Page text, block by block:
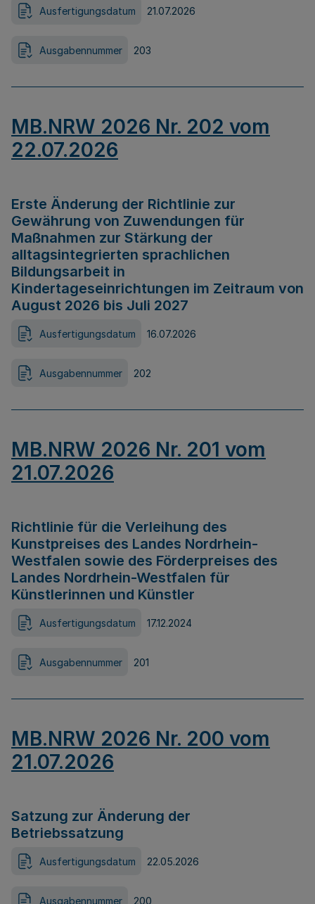
Ausfertigungsdatum 21.07.2026
Ausgabennummer 203
MB.NRW 2026 Nr. 202 vom
22.07.2026
Erste Änderung der Richtlinie zur
Gewährung von Zuwendungen für
Maßnahmen zur Stärkung der
alltagsintegrierten sprachlichen
Bildungsarbeit in
Kindertageseinrichtungen im Zeitraum von
August 2026 bis Juli 2027
Ausfertigungsdatum 16.07.2026
Ausgabennummer 202
MB.NRW 2026 Nr. 201 vom
21.07.2026
Richtlinie für die Verleihung des
Kunstpreises des Landes Nordrhein-
Westfalen sowie des Förderpreises des
Landes Nordrhein-Westfalen für
Künstlerinnen und Künstler
Ausfertigungsdatum 17.12.2024
Ausgabennummer 201
MB.NRW 2026 Nr. 200 vom
21.07.2026
Satzung zur Änderung der
Betriebssatzung
Ausfertigungsdatum 22.05.2026
Ausgabennummer 200